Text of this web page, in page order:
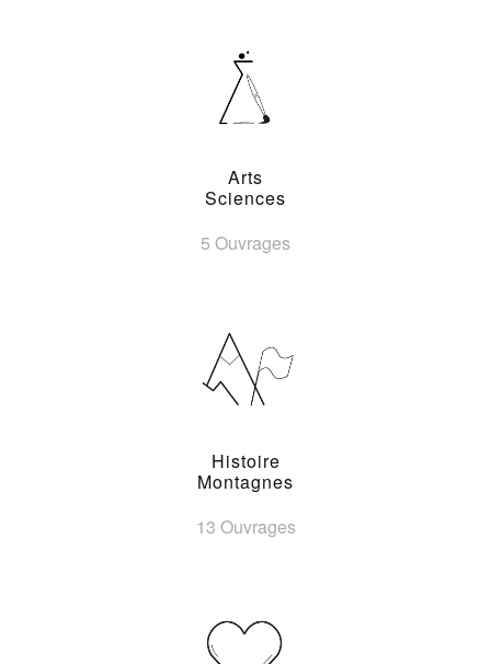
Arts
Sciences
5 Ouvrages
Histoire
Montagnes
13 Ouvrages